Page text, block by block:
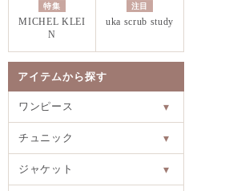
特集
MICHEL KLEI
N
注目
uka scrub study
アイテムから探す
ワンピース ▾
チュニック ▾
ジャケット ▾